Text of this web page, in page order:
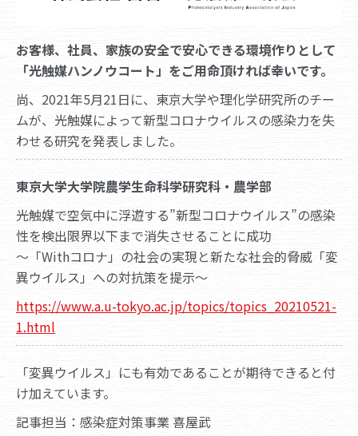
お客様、社員、家族の安全で安心できる環境作りとして
「光触媒ハンノウコート」をご用命頂ければ幸いです。
尚、2021年5月21日に、東京大学や理化学研究所のチー
ムが、光触媒によって新型コロナウイルスの感染力を失
わせる研究を発表しました。
東京大学大学院農学生命科学研究科・農学部
光触媒で空気中に浮遊する”新型コロナウイルス”の感染
性を検出限界以下まで消失させることに成功
～「Withコロナ」の社会の実現と新たな社会的脅威「変
異ウイルス」への対抗策を提示～
https://www.a.u-tokyo.ac.jp/topics/topics_20210521-
1.html
「変異ウイルス」にも有効であることが期待できると付
け加えています。
記事担当：感染症対策事業 喜屋武